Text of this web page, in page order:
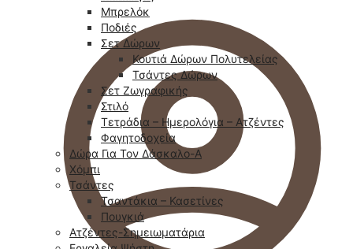
Μπρελόκ
Ποδιές
Σετ Δώρων
Κουτιά Δώρων Πολυτελείας
Τσάντες Δώρων
Σετ Ζωγραφικής
Στιλό
Τετράδια – Ημερολόγια – Ατζέντες
Φαγητοδοχεία
Δώρα Για Τον Δάσκαλο-Α
Χόμπι
Τσάντες
Τσαντάκια – Κασετίνες
Πουγκιά
Ατζέντες-Σημειωματάρια